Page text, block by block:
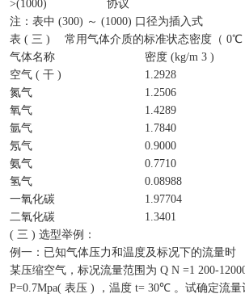
>(1000)
协议
注：表中 (300) ～ (1000) 口径为插入式
表 ( 三 ) 常用气体介质的标准状态密度（ 0℃
气体名称
密度 (kg/m 3 )
空气 ( 干 )
1.2928
氮气
1.2506
氧气
1.4289
氩气
1.7840
氖气
0.9000
氨气
0.7710
氢气
0.08988
一氧化碳
1.97704
二氧化碳
1.3401
( 三 ) 选型举例：
例一：已知气体压力和温度及标况下的流量时
某压缩空气，标况流量范围为 Q N =1 200-
P=0.7Mpa( 表压 ) ，温度 t= 30℃ 。试确定流量